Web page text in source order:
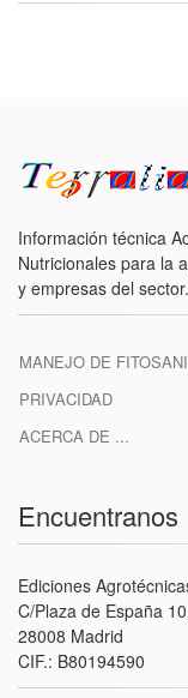
Información técnica
Nutricionales para la
y empresas del sector.
MANEJO DE
PRIVACIDAD
ACERCA DE ...
Encuentranos
Ediciones
C/Plaza de España
28008 Madrid
CIF.: B80194590